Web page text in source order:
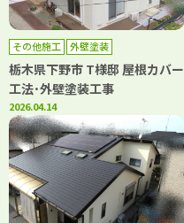
その他施工 外壁塗装
栃木県下野市 T様邸 屋根カバー
工法･外壁塗装工事
2026.04.14